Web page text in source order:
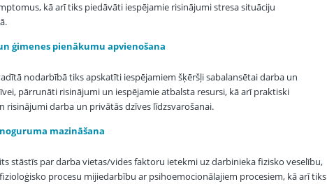
kā arī tiks piedāvāti iespējamie risinājumi stresa situāciju
ģimenes pienākumu apvienošana
nodarbībā tiks apskatīti iespējamiem šķēršļi sabalansētai darba un
pārrunāti risinājumi un iespējamie atbalsta resursi, kā arī praktiski
risinājumi darba un privātās dzīves līdzsvarošanai.
mazināšana
stāstīs par darba vietas/vides faktoru ietekmi uz darbinieka fizisko veselību,
procesu mijiedarbību ar psihoemocionālajiem procesiem, kā arī tiks